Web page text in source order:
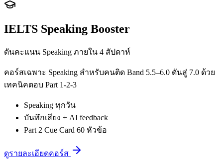
IELTS Speaking Booster
ดันคะแนน Speaking ภายใน 4 สัปดาห์
คอร์สเฉพาะ Speaking สำหรับคนติด Band 5.5–6.0 ดันสู่ 7.0 ด้วย
เทคนิคตอบ Part 1-2-3
Speaking ทุกวัน
บันทึกเสียง + AI feedback
Part 2 Cue Card 60 หัวข้อ
ดูรายละเอียดคอร์ส